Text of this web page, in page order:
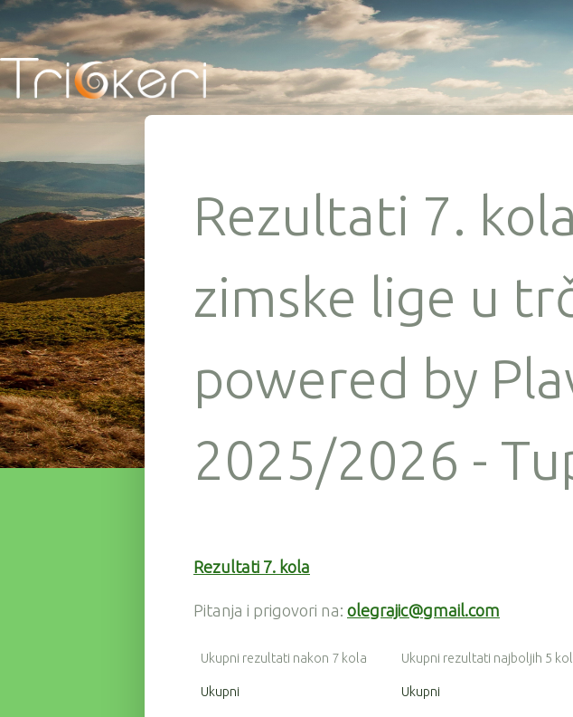
Rezultati 7.
zimske lige u
powered by
2025/2026 -
Rezultati 7. kola
Pitanja i prigovori na: olegrajic@gmail.com
Ukupni rezultati nakon 7 kola Ukupni rezultati najboljih 5
Ukupni Ukupni